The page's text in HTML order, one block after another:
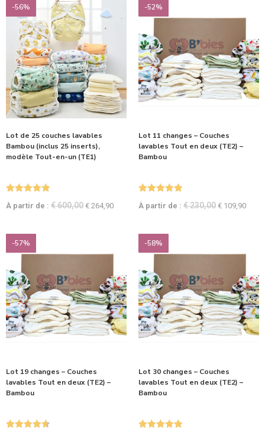
-56%
Lot de 25 couches lavables
Bambou (inclus 25 inserts),
modèle Tout-en-un (TE1)
sur 5
À partir de : €600,00 € 264,90
-52%
Lot 11 changes – Couches
lavables Tout en deux (TE2) –
Bambou
sur 5
À partir de : €230,00 € 109,90
-57%
Lot 19 changes – Couches
lavables Tout en deux (TE2) –
Bambou
-58%
Lot 30 changes – Couches
lavables Tout en deux (TE2) –
Bambou